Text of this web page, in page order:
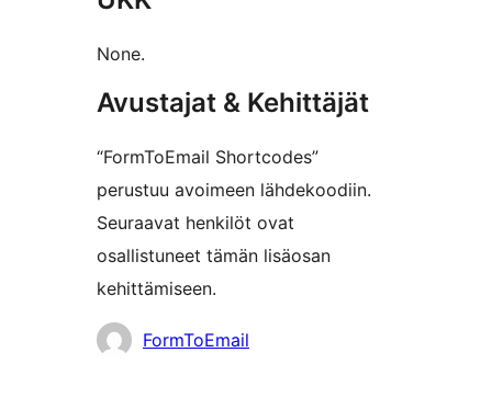
None.
Avustajat & Kehittäjät
“FormToEmail Shortcodes”
perustuu avoimeen lähdekoodiin.
Seuraavat henkilöt ovat
osallistuneet tämän lisäosan
kehittämiseen.
AvustajatFormToEmail